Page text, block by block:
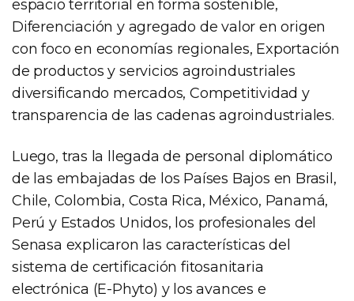
espacio territorial en forma sostenible,
Diferenciación y agregado de valor en origen
con foco en economías regionales, Exportación
de productos y servicios agroindustriales
diversificando mercados, Competitividad y
transparencia de las cadenas agroindustriales.
Luego, tras la llegada de personal diplomático
de las embajadas de los Países Bajos en Brasil,
Chile, Colombia, Costa Rica, México, Panamá,
Perú y Estados Unidos, los profesionales del
Senasa explicaron las características del
sistema de certificación fitosanitaria
electrónica (E-Phyto) y los avances e